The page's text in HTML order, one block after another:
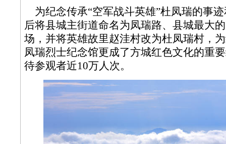
为纪念传承“空军战斗英雄”杜凤瑞的事
后将县城主街道命名为凤瑞路、县城最大
场，并将英雄故里赵洼村改为杜凤瑞村，
凤瑞烈士纪念馆更成了方城红色文化的重
待参观者近10万人次。